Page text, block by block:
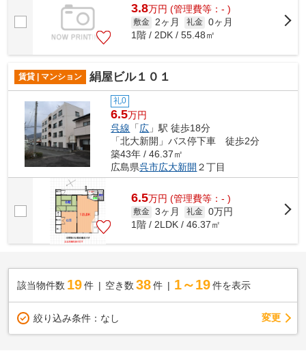
3.8万円 (管理費等：- )
敷金 2ヶ月 礼金 0ヶ月
1階 / 2DK / 55.48㎡
賃貸 | マンション 絹屋ビル１０１
礼0
6.5万円
呉線 「広 」駅 徒歩18分
「北大新開」バス停下車 徒歩2分
築43年 / 46.37㎡
広島県呉市広大新開 ２丁目
6.5万円 (管理費等：- )
敷金 3ヶ月 礼金 0万円
1階 / 2LDK / 46.37㎡
該当物件数 19件 空き数 38 件 1～19 件を表示
絞り込み条件： なし 変更